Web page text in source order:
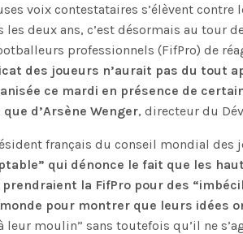
voix contestataires s’élèvent contre
les deux ans, c’est désormais au tour
professionnels (FifPro) de
des joueurs n’aurait pas du tout
ce mardi en présence de
d’Arsène Wenger, directeur du
français du conseil mondial des
qui dénonce le fait que les
la FifPro pour des
pour montrer que leurs idées
leur moulin” sans toutefois qu’il ne